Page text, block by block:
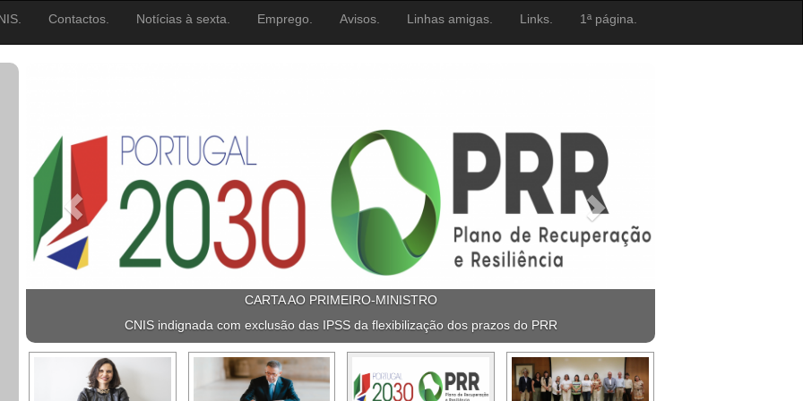
Contactos. Notícias à sexta. Emprego. Avisos. Linhas amigas. Links. 1ª página.
CARTA AO PRIMEIRO-MINISTRO
CNIS indignada com exclusão das IPSS da flexibilização dos prazos do PRR